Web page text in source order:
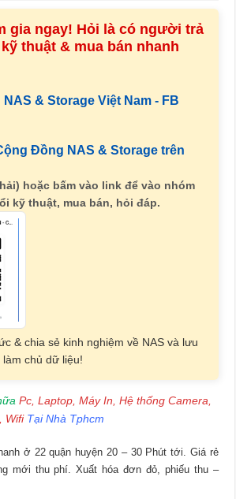
gia ngay! Hỏi là có người trả
thuật & mua bán nhanh
& Storage Việt Nam - FB
Đồng NAS & Storage trên
hoặc bấm vào link để vào nhóm
kỹ thuật, mua bán, hỏi đáp.
& chia sẻ kinh nghiệm về NAS và lưu
chủ dữ liệu!
Pc, Laptop, Máy In, Hệ thống Camera,
Wifi Tại Nhà Tphcm
ở 22 quận huyện 20 – 30 Phút tới. Giá rẻ
mới thu phí. Xuất hóa đơn đỏ, phiếu thu –